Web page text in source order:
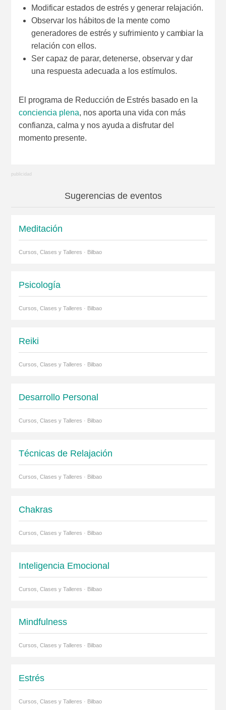
Modificar estados de estrés y generar relajación.
Observar los hábitos de la mente como
generadores de estrés y sufrimiento y cambiar la
relación con ellos.
Ser capaz de parar, detenerse, observar y dar
una respuesta adecuada a los estímulos.
El programa de Reducción de Estrés basado en la
conciencia plena, nos aporta una vida con más
confianza, calma y nos ayuda a disfrutar del
momento presente.
Sugerencias de eventos
Meditación
Cursos, Clases y Talleres · Bilbao
Psicología
Cursos, Clases y Talleres · Bilbao
Reiki
Cursos, Clases y Talleres · Bilbao
Desarrollo Personal
Cursos, Clases y Talleres · Bilbao
Técnicas de Relajación
Cursos, Clases y Talleres · Bilbao
Chakras
Cursos, Clases y Talleres · Bilbao
Inteligencia Emocional
Cursos, Clases y Talleres · Bilbao
Mindfulness
Cursos, Clases y Talleres · Bilbao
Estrés
Cursos, Clases y Talleres · Bilbao